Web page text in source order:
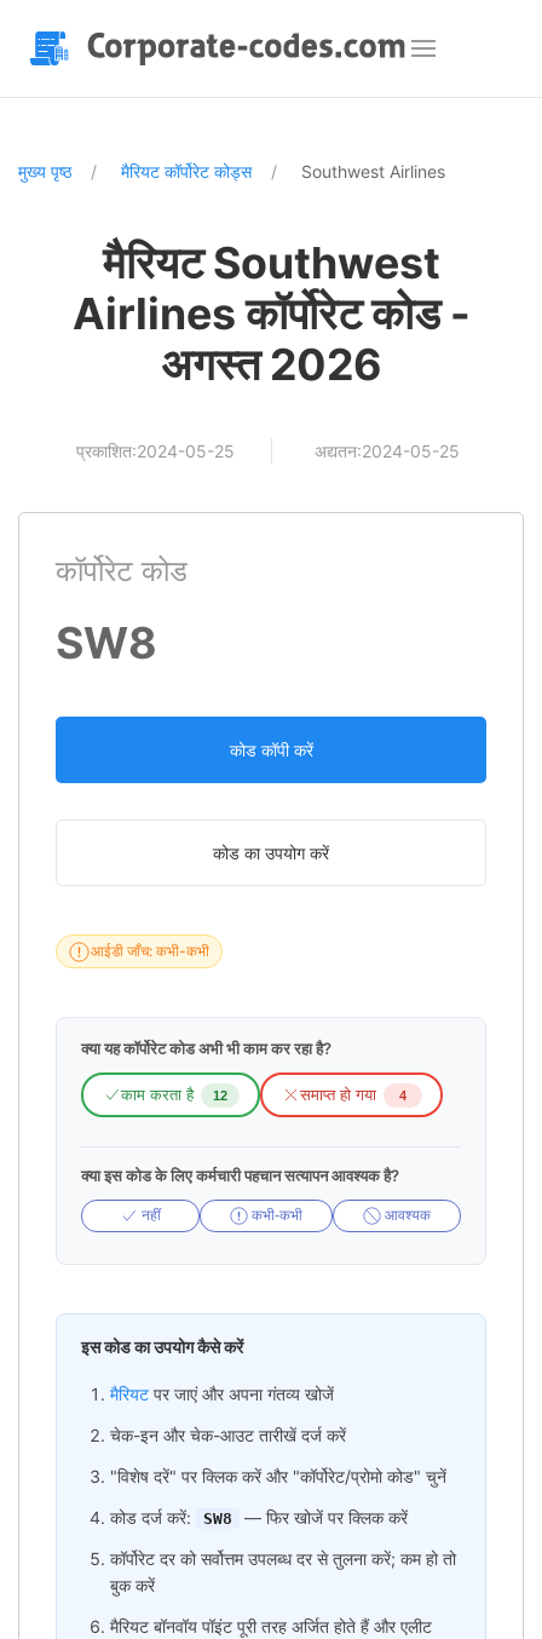
मुख्य पृष्ठ मैरियट कॉर्पोरेट कोड्स Southwest Airlines
मैरियट Southwest
Airlines कॉर्पोरेट कोड -
अगस्त 2026
प्रकाशित:2024-05-25 अद्यतन:2024-05-25
कॉर्पोरेट कोड
SW8
कोड कॉपी करें
कोड का उपयोग करें
आईडी जाँच: कभी-कभी
क्या यह कॉर्पोरेट कोड अभी भी काम कर रहा है?
काम करता है 12 समाप्त हो गया 4
क्या इस कोड के लिए कर्मचारी पहचान सत्यापन आवश्यक है?
नहीं कभी-कभी आवश्यक
इस कोड का उपयोग कैसे करें
मैरियट पर जाएं और अपना गंतव्य खोजें
चेक-इन और चेक-आउट तारीखें दर्ज करें
"विशेष दरें" पर क्लिक करें और "कॉर्पोरेट/प्रोमो कोड" चुनें
कोड दर्ज करें:
SW8
— फिर खोजें पर क्लिक करें
कॉर्पोरेट दर को सर्वोत्तम उपलब्ध दर से तुलना करें; कम हो तो
बुक करें
मैरियट बॉनवॉय पॉइंट पूरी तरह अर्जित होते हैं और एलीट